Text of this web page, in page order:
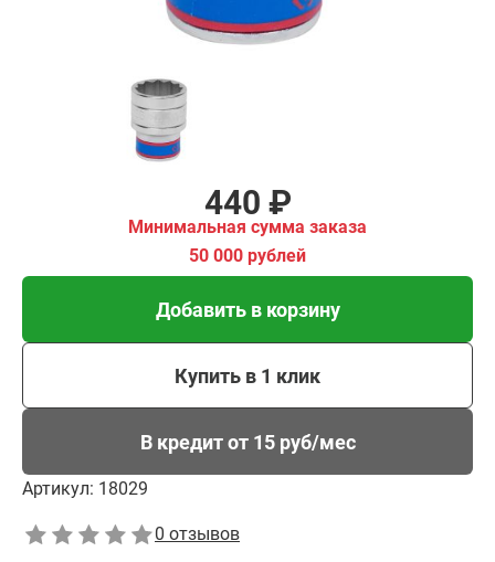
440 ₽
Минимальная сумма заказа
50 000 рублей
Добавить в корзину
Купить в 1 клик
В кредит от 15 руб/мес
Артикул: 18029
0 отзывов
Купить в 1 клик
В кредит от 15 руб/мес